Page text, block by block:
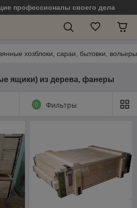
профессионалы своего дела
хозблоки, сараи, бытовки,
ящики) из дерева, фанеры
0 Фильтры